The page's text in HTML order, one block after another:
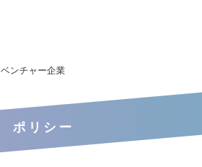
ベンチャー企業
ポリシー